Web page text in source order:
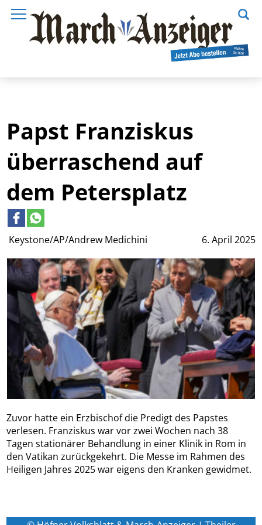
Keystone/AP/Andrew Medichini 6. April 2025
Papst Franziskus
überraschend auf
dem Petersplatz
Zuvor hatte ein Erzbischof die Predigt des Papstes
verlesen. Franziskus war vor zwei Wochen nach 38
Tagen stationärer Behandlung in einer Klinik in Rom in
den Vatikan zurückgekehrt. Die Messe im Rahmen des
Heiligen Jahres 2025 war eigens den Kranken gewidmet.